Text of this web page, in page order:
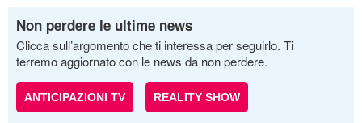
Non perdere le ultime news
Clicca sull’argomento che ti interessa per seguirlo. Ti
terremo aggiornato con le news da non perdere.
ANTICIPAZIONI TV REALITY SHOW